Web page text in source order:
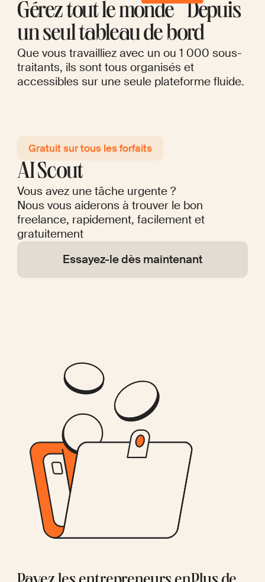
Gérez tout le monde Depuis
un seul tableau de bord
Que vous travailliez avec un ou 1 000 sous-
traitants, ils sont tous organisés et
accessibles sur une seule plateforme fluide.
Gratuit sur tous les forfaits
AI Scout
Vous avez une tâche urgente ?
Nous vous aiderons à trouver le bon
freelance, rapidement, facilement et
gratuitement
Essayez-le dès maintenant